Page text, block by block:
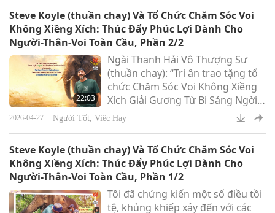
có nghĩa là chúng ta có một bạn
chim rời khỏi tổ chức cứ sau hai
đến ba ngày.
Steve Koyle (thuần chay) Và Tổ Chức Chăm Sóc Voi
Không Xiềng Xích: Thúc Đẩy Phúc Lợi Dành Cho
Người-Thân-Voi Toàn Cầu, Phần 2/2
22:03
Ngài Thanh Hải Vô Thượng Sư
(thuần chay): “Tri ân trao tặng tổ
chức Chăm Sóc Voi Không Xiềng
Xích Giải Gương Từ Bi Sáng Ngời
Thế Giới, cùng khoản đóng góp
tượng trưng khiêm tốn 10.000 Mỹ
lực yêu thương của tổ chức, với
lời chào trân trọng và lời khen
ngợi sâu sắc vì sự kiên định trong
việc thúc đẩy phúc lợi cho người-
thân-voi trên toàn cầu. Cầu mong
2026-04-27 Người Tốt, Việc Hay
Steve Koyle (thuần chay) Và Tổ Chức Chăm Sóc Voi
Không Xiềng Xích: Thúc Đẩy Phúc Lợi Dành Cho
Người-Thân-Voi Toàn Cầu, Phần 1/2
Tôi đã chứng kiến một số điều tồi
tệ, khủng khiếp xảy đến với các